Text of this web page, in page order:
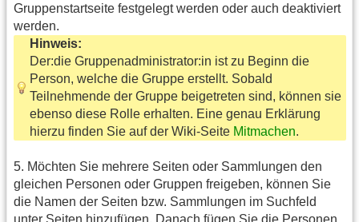
Gruppenstartseite festgelegt werden oder auch deaktiviert
werden.
Hinweis:
Der:die Gruppenadministrator:in ist zu Beginn die
Person, welche die Gruppe erstellt. Sobald
Teilnehmende der Gruppe beigetreten sind, können sie
ebenso diese Rolle erhalten. Eine genau Erklärung
hierzu finden Sie auf der Wiki-Seite Mitmachen.
5. Möchten Sie mehrere Seiten oder Sammlungen den
gleichen Personen oder Gruppen freigeben, können Sie
die Namen der Seiten bzw. Sammlungen im Suchfeld
unter Seiten hinzufügen. Danach fügen Sie die Personen